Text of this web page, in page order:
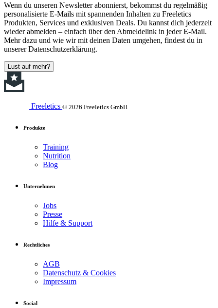
Wenn du unseren Newsletter abonnierst, bekommst du regelmäßig
personalisierte E-Mails mit spannenden Inhalten zu Freeletics
Produkten, Services und exklusiven Deals. Du kannst dich jederzeit
wieder abmelden – einfach über den Abmeldelink in jeder E-Mail.
Mehr dazu und wie wir mit deinen Daten umgehen, findest du in
unserer Datenschutzerklärung.
Lust auf mehr?
Freeletics © 2026 Freeletics GmbH
Produkte
Training
Nutrition
Blog
Unternehmen
Jobs
Presse
Hilfe & Support
Rechtliches
AGB
Datenschutz & Cookies
Impressum
Social